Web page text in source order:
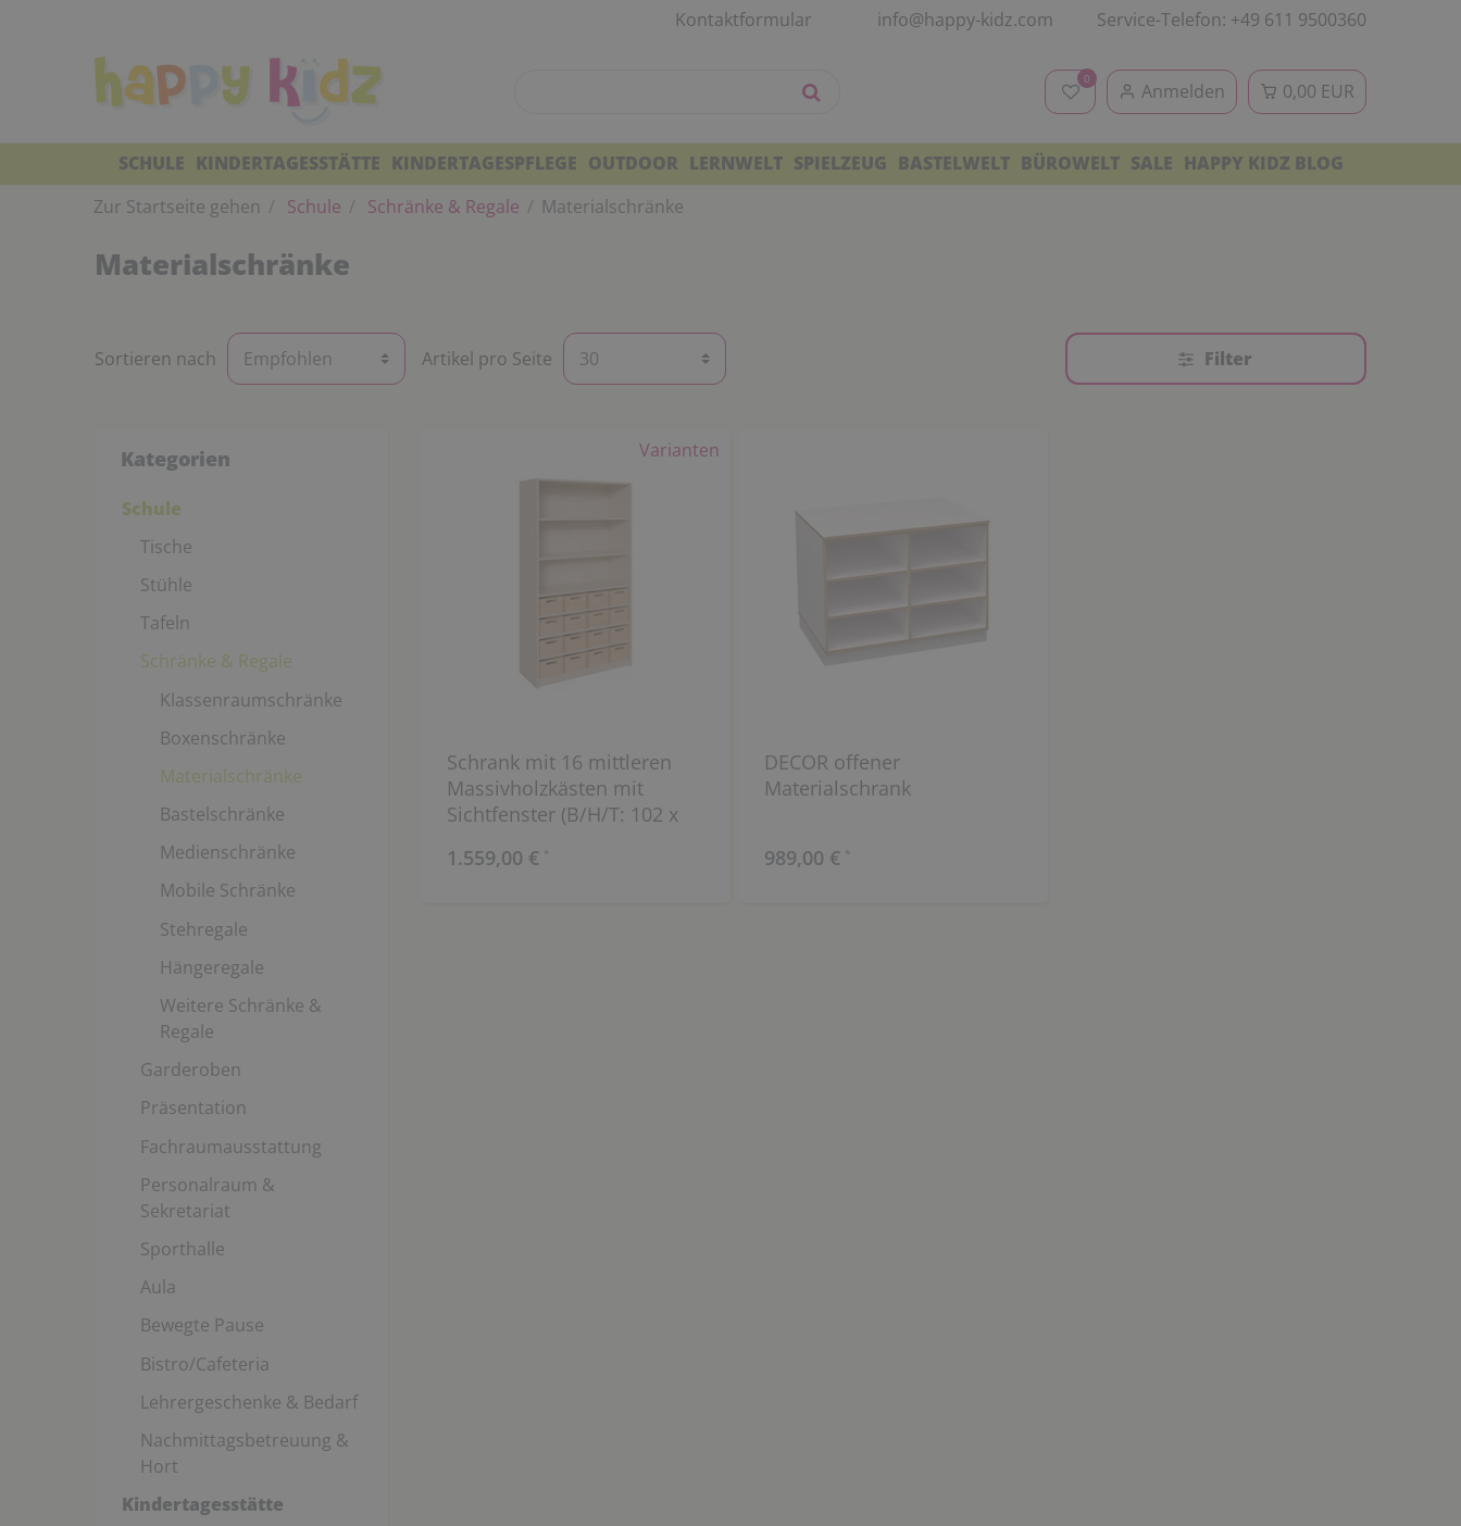
Kontaktformular info@happy-kidz.com Service-Telefon: +49 611 9500360
0
Anmelden 0,00 EUR
SCHULE KINDERTAGESSTÄTTE KINDERTAGESPFLEGE OUTDOOR LERNWELT SPIELZEUG BASTELWELT BÜROWELT SALE HAPPY KIDZ BLOG
Zur Startseite gehen
Schule Schränke & Regale Materialschränke
Materialschränke
Sortieren nach Artikel pro Seite Filter
Kategorien
Schule
Tische
Stühle
Tafeln
Schränke & Regale
Klassenraumschränke
Boxenschränke
Materialschränke
Bastelschränke
Medienschränke
Mobile Schränke
Stehregale
Hängeregale
Weitere Schränke &
Regale
Garderoben
Präsentation
Fachraumausstattung
Personalraum &
Sekretariat
Sporthalle
Aula
Bewegte Pause
Bistro/Cafeteria
Lehrergeschenke & Bedarf
Nachmittagsbetreuung &
Hort
Kindertagesstätte
Varianten
Schrank mit 16 mittleren
Massivholzkästen mit
Sichtfenster (B/H/T: 102 x
1.559,00 € *
DECOR offener
Materialschrank
989,00 € *